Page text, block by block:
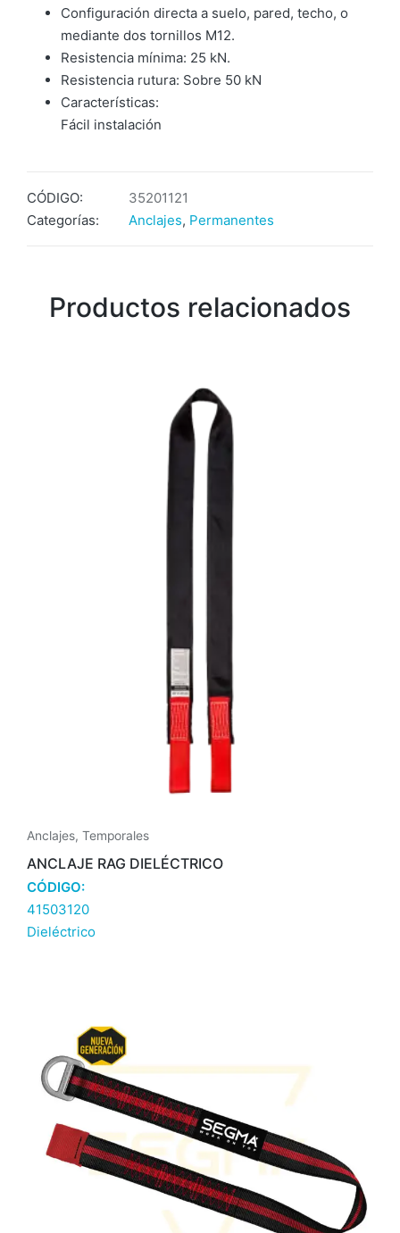
Configuración directa a suelo, pared, techo, o
mediante dos tornillos M12.
Resistencia mínima: 25 kN.
Resistencia rutura: Sobre 50 kN
Características:
Fácil instalación
CÓDIGO:
35201121
Categorías:
Anclajes, Permanentes
Productos relacionados
Anclajes, Temporales
ANCLAJE RAG DIELÉCTRICO
CÓDIGO:
41503120
Dieléctrico